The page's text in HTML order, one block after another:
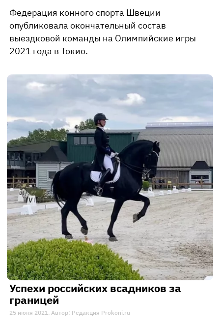
Федерация конного спорта Швеции
опубликовала окончательный состав
выездковой команды на Олимпийские игры
2021 года в Токио.
Успехи российских всадников за
границей
25 июня 2021. Автор: Редакция Prokoni.ru